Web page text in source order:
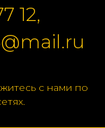
12,
с нами по